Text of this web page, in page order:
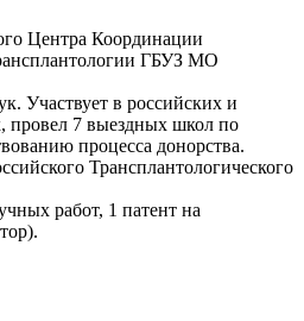
Центра Координации
ГБУЗ МО
Участвует в российских и
провел 7 выездных школ по
процесса донорства.
Трансплантологического
работ, 1 патент на